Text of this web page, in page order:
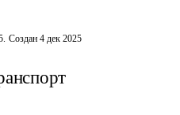
. Создан 4 дек 2025